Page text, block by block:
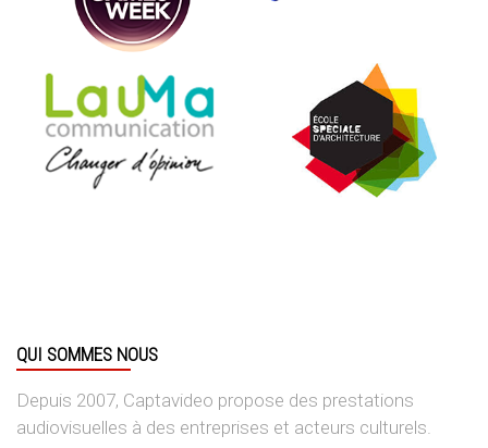
QUI SOMMES NOUS
Depuis 2007, Captavideo propose des prestations
audiovisuelles à des entreprises et acteurs culturels.